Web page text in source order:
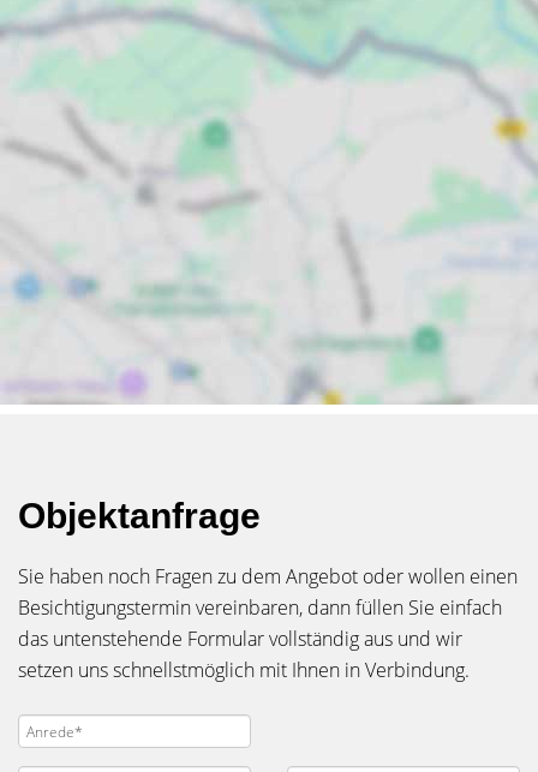
Objektanfrage
Sie haben noch Fragen zu dem Angebot oder wollen einen
Besichtigungstermin vereinbaren, dann füllen Sie einfach
das untenstehende Formular vollständig aus und wir
setzen uns schnellstmöglich mit Ihnen in Verbindung.